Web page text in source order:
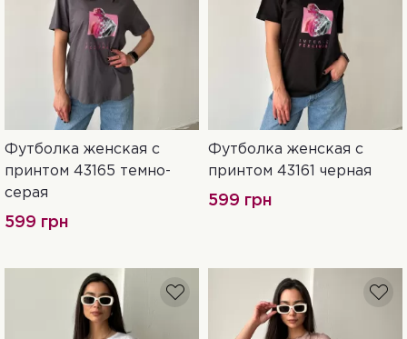
42 44
Футболка женская с
принтом 43165 темно-
серая
599 грн
42
Футболка женская с
принтом 43161 черная
599 грн